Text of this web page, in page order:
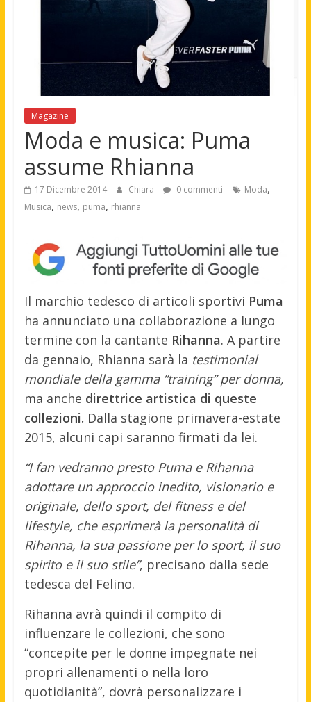
Magazine
Moda e musica: Puma
assume Rhianna
17 Dicembre 2014 Chiara 0 commenti Moda,
Musica, news, puma, rhianna
Il marchio tedesco di articoli sportivi Puma
ha annunciato una collaborazione a lungo
termine con la cantante Rihanna. A partire
da gennaio, Rhianna sarà la testimonial
mondiale della gamma “training” per donna,
ma anche direttrice artistica di queste
collezioni. Dalla stagione primavera-estate
2015, alcuni capi saranno firmati da lei.
“I fan vedranno presto Puma e Rihanna
adottare un approccio inedito, visionario e
originale, dello sport, del fitness e del
lifestyle, che esprimerà la personalità di
Rihanna, la sua passione per lo sport, il suo
spirito e il suo stile”, precisano dalla sede
tedesca del Felino.
Rihanna avrà quindi il compito di
influenzare le collezioni, che sono
“concepite per le donne impegnate nei
propri allenamenti o nella loro
quotidianità”, dovrà personalizzare i